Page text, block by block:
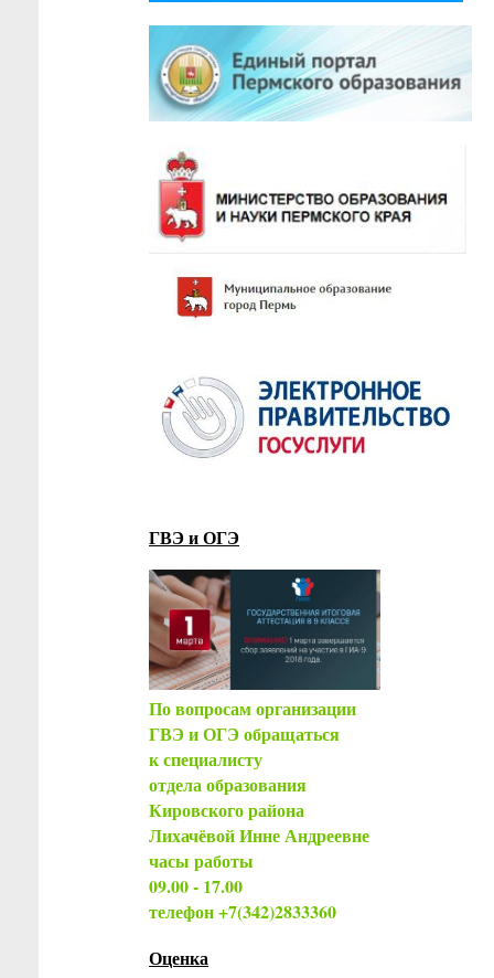
ГВЭ и ОГЭ
По вопросам организации
ГВЭ и ОГЭ обращаться
к специалисту
отдела образования
Кировского района
Лихачёвой Инне Андреевне
часы работы
09.00 - 17.00
телефон +7(342)2833360
Оценка